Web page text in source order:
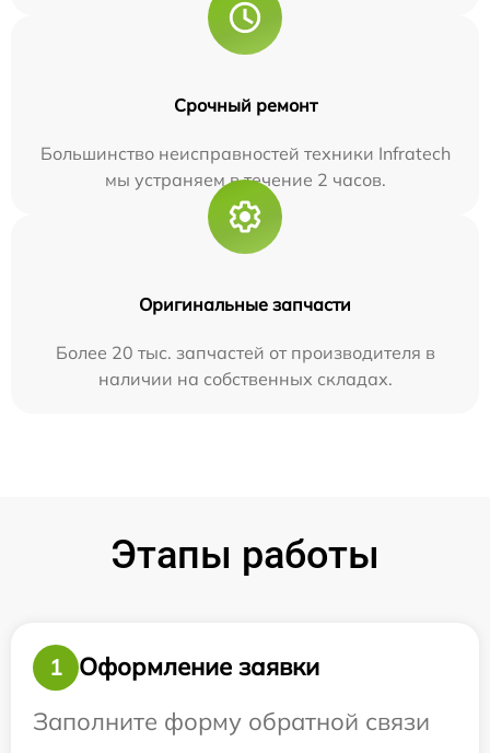
Срочный ремонт
Большинство неисправностей техники Infratech
мы устраняем в течение 2 часов.
Оригинальные запчасти
Более 20 тыс. запчастей от производителя в
наличии на собственных складах.
Этапы работы
1
Оформление заявки
Заполните форму обратной связи